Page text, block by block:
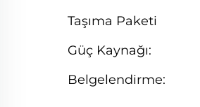
Taşıma Paketi
Güç Kaynağı:
Belgelendirme: